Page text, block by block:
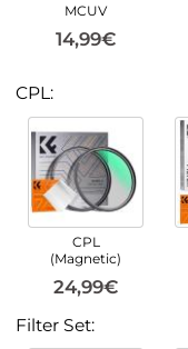
MCUV
14,99€
CPL:
CPL
(Magnetic)
24,99€
Filter Set: